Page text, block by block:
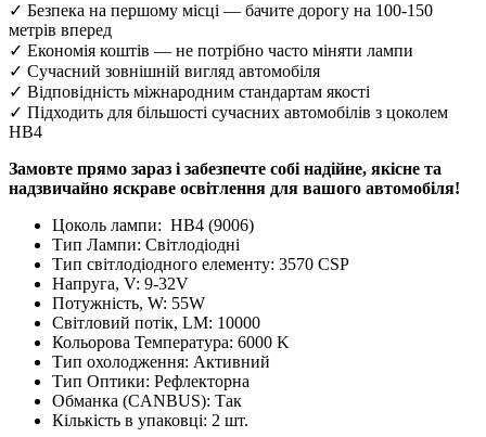
✓ Безпека на першому місці — бачите дорогу на 100-150
метрів вперед
✓ Економія коштів — не потрібно часто міняти лампи
✓ Сучасний зовнішній вигляд автомобіля
✓ Відповідність міжнародним стандартам якості
✓ Підходить для більшості сучасних автомобілів з цоколем
HB4
Замовте прямо зараз і забезпечте собі надійне, якісне та
надзвичайно яскраве освітлення для вашого автомобіля!
Цоколь лампи: HB4 (9006)
Тип Лампи: Світлодіодні
Тип світлодіодного елементу: 3570 CSP
Напруга, V: 9-32V
Потужність, W: 55W
Світловий потік, LM: 10000
Кольорова Температура: 6000 K
Тип охолодження: Активний
Тип Оптики: Рефлекторна
Обманка (CANBUS): Так
Кількість в упаковці: 2 шт.